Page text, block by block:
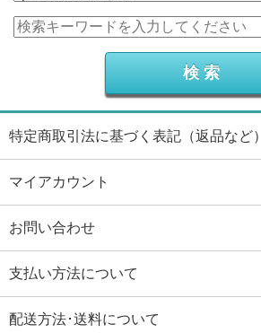
特定商取引法に基づく表記（返品など）
マイアカウント
お問い合わせ
支払い方法について
配送方法･送料について